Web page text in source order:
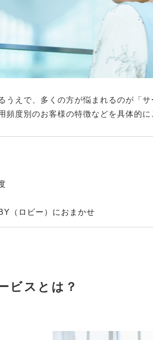
えで、多くの方が悩まれるのが「
頻度別のお客様の特徴などを具体的に
（ロビー）におまかせ
ビスとは？